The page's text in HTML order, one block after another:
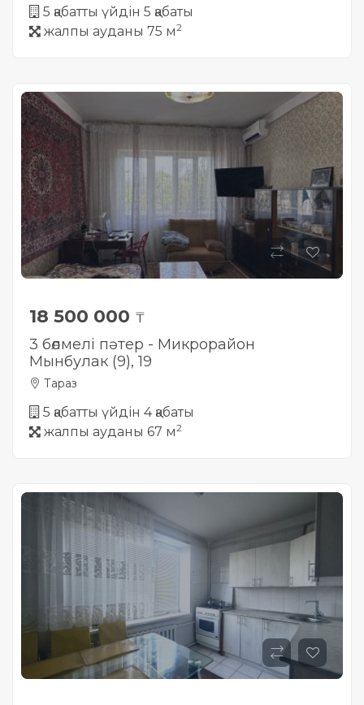
5 қабатты үйдін 5 қабаты
жалпы ауданы 75 м2
18 500 000 ₸
3 бөлмелі пәтер - Микрорайон
Мынбулак (9), 19
Тараз
5 қабатты үйдін 4 қабаты
жалпы ауданы 67 м2